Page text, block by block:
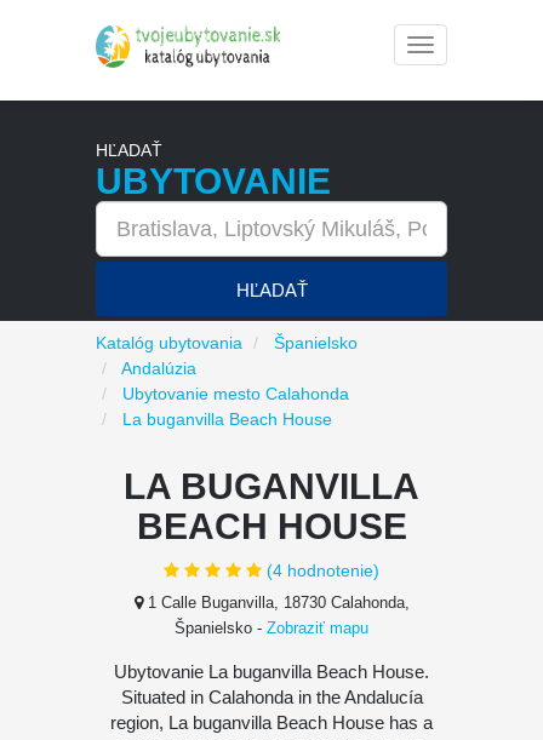
Toggle
HĽADAŤ
UBYTOVANIE
HĽADAŤ
Katalóg ubytovania
Španielsko
Andalúzia
Ubytovanie mesto Calahonda
La buganvilla Beach House
LA BUGANVILLA
BEACH HOUSE
(4 hodnotenie)
1 Calle Buganvilla, 18730 Calahonda,
Španielsko - Zobraziť mapu
Ubytovanie La buganvilla Beach House.
Situated in Calahonda in the Andalucía
region, La buganvilla Beach House has a